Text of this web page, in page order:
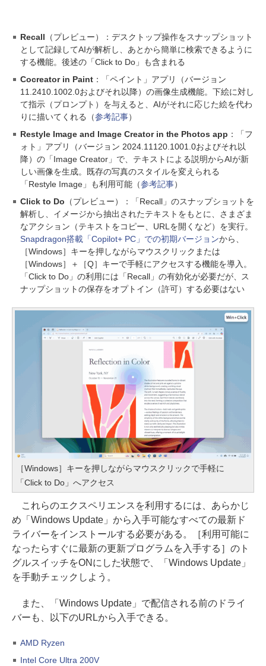
Recall （プレビュー）：デスクトップ操作をスナップショット
として記録してAIが解析し、あとから簡単に検索できるように
する機能。後述の「Click to Do」も含まれる
Cocreator in Paint：「ペイント」アプリ（バージョン
11.2410.1002.0およびそれ以降）の画像生成機能。下絵に対し
て指示（プロンプト）を与えると、AIがそれに応じた絵を代わ
りに描いてくれる（参考記事）
Restyle Image and Image Creator in the Photos app ：「フ
ォト」アプリ（バージョン 2024.11120.1001.0およびそれ以
降）の「Image Creator」で、テキストによる説明からAIが新
しい画像を生成。既存の写真のスタイルを変えられる
「Restyle Image」も利用可能（参考記事）
Click to Do （プレビュー）：「Recall」のスナップショットを
解析し、イメージから抽出されたテキストをもとに、さまざま
なアクション（テキストをコピー、URLを開くなど）を実行。
Snapdragon搭載「Copilot+ PC」での初期バージョンから、
［Windows］キーを押しながらマウスクリックまたは
［Windows］＋［Q］キーで手軽にアクセスする機能を導入。
「Click to Do」の利用には「Recall」の有効化が必要だが、ス
ナップショットの保存をオプトイン（許可）する必要はない
［Windows］キーを押しながらマウスクリックで手軽に
「Click to Do」へアクセス
これらのエクスペリエンスを利用するには、あらかじ
め「Windows Update」から入手可能なすべての最新ド
ライバーをインストールする必要がある。［利用可能に
なったらすぐに最新の更新プログラムを入手する］のト
グルスイッチをONにした状態で、「Windows Update」
を手動チェックしよう。
また、「Windows Update」で配信される前のドライ
バーも、以下のURLから入手できる。
AMD Ryzen
Intel Core Ultra 200V